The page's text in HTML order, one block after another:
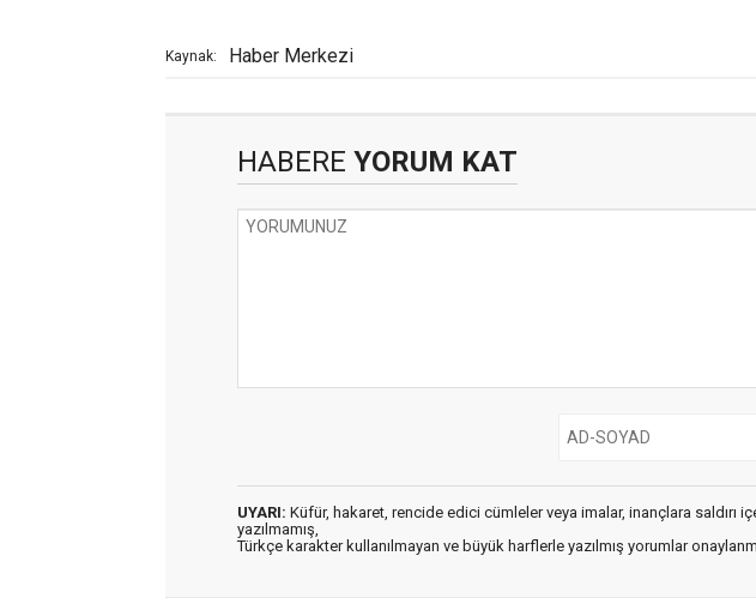
Kaynak: Haber Merkezi
HABERE YORUM KAT
UYARI: Küfür, hakaret, rencide edici cümleler veya imalar, inançlara saldırı
yazılmamış,
Türkçe karakter kullanılmayan ve büyük harflerle yazılmış yorumlar